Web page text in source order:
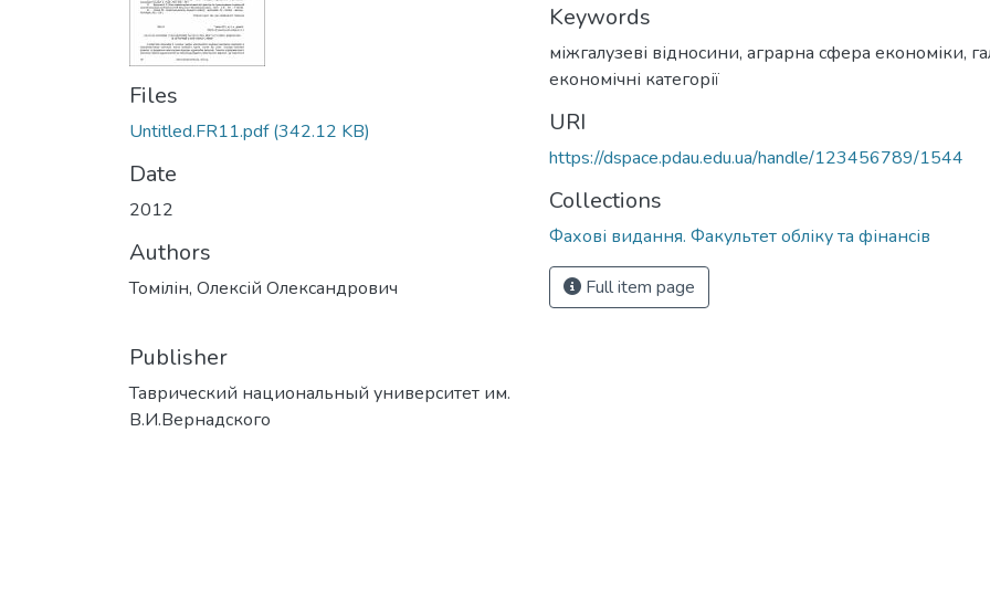
Files
Untitled.FR11.pdf(342.12 KB)
Date
2012
Authors
Томілін, Олексій Олександрович
Publisher
Таврический национальный университет им.
В.И.Вернадского
Keywords
міжгалузеві відносини, аграрна сфера економіки,
економічні категорії
URI
https://dspace.pdau.edu.ua/handle/123456789/1544
Collections
Фахові видання. Факультет обліку та фінансів
Full item page